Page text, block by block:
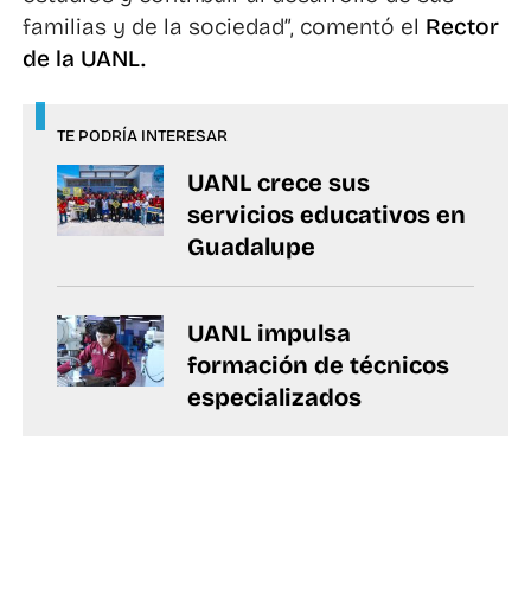
familias y de la sociedad”, comentó el Rector
de la UANL.
TE PODRÍA INTERESAR
UANL crece sus
servicios educativos en
Guadalupe
UANL impulsa
formación de técnicos
especializados